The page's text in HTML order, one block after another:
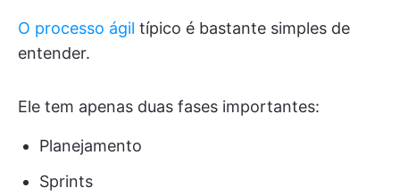
O processo ágil típico é bastante simples de
entender.
Ele tem apenas duas fases importantes:
Planejamento
Sprints